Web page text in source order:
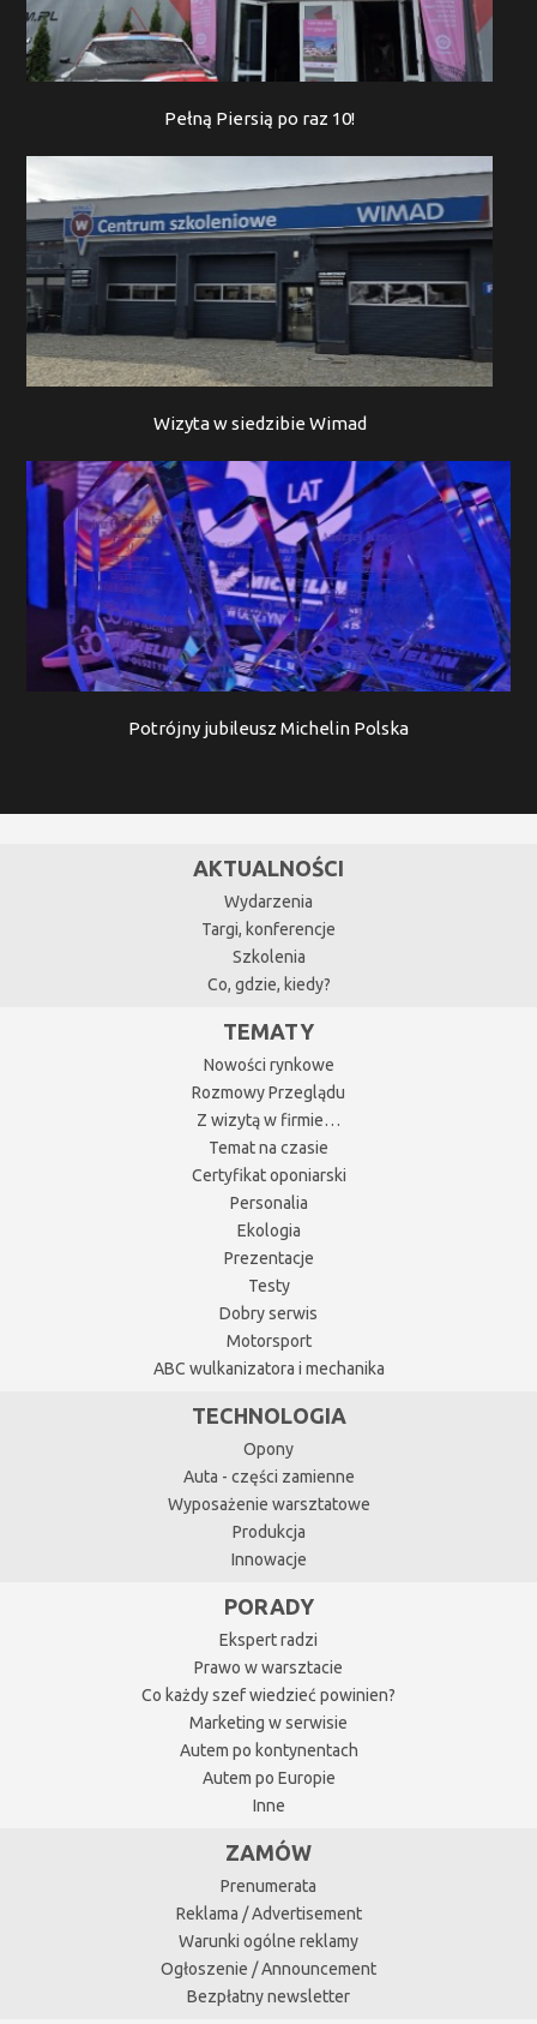
Pełną Piersią po raz 10!
Wizyta w siedzibie Wimad
Potrójny jubileusz Michelin Polska
AKTUALNOŚCI
Wydarzenia
Targi, konferencje
Szkolenia
Co, gdzie, kiedy?
TEMATY
Nowości rynkowe
Rozmowy Przeglądu
Z wizytą w firmie…
Temat na czasie
Certyfikat oponiarski
Personalia
Ekologia
Prezentacje
Testy
Dobry serwis
Motorsport
ABC wulkanizatora i mechanika
TECHNOLOGIA
Opony
Auta - części zamienne
Wyposażenie warsztatowe
Produkcja
Innowacje
PORADY
Ekspert radzi
Prawo w warsztacie
Co każdy szef wiedzieć powinien?
Marketing w serwisie
Autem po kontynentach
Autem po Europie
Inne
ZAMÓW
Prenumerata
Reklama / Advertisement
Warunki ogólne reklamy
Ogłoszenie / Announcement
Bezpłatny newsletter